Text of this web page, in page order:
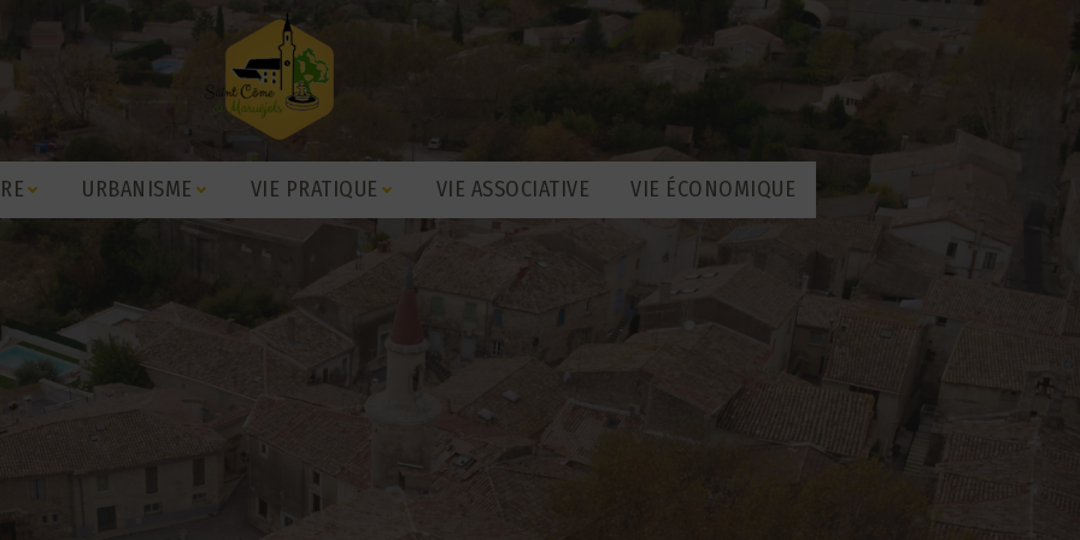
URBANISME VIE PRATIQUE VIE ASSOCIATIVE VIE ÉCONOMIQUE